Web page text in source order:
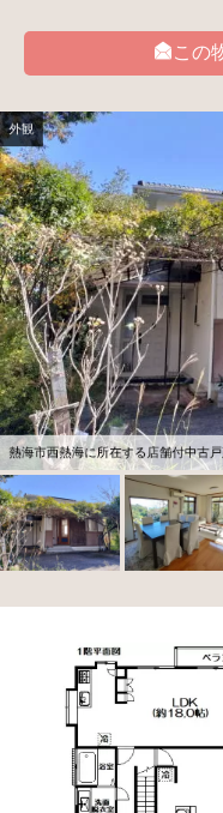
この
外観
熱海市西熱海に所在する店舗付中古